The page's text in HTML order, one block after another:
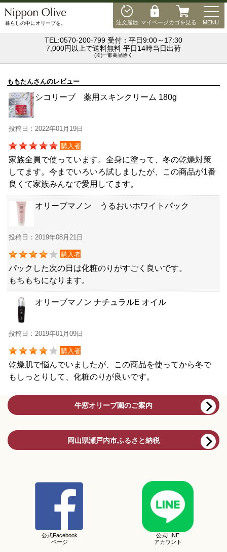
注文履歴 マイページカゴを見る MENU
暮らしの中にオリーブを。
TEL:0570-200-799 受付：平日9:00～17:30
7,000円以上で送料無料 平日14時当日出荷
(※)一部商品除く
ももたんさんのレビュー
シコリーブ 薬用スキンクリーム 180g
投稿日：2022年01月19日
購入者
家族全員で使っています。全身に塗って、冬の乾燥対策
してます。今までいろいろ試しましたが、この商品が1番
良くて家族みんなで愛用してます。
オリーブマノン うるおいホワイトパック
投稿日：2019年08月21日
購入者
パックした次の日は化粧のりがすごく良いです。
もちもちになります。
オリーブマノン ナチュラルE オイル
投稿日：2019年01月09日
購入者
乾燥肌で悩んでいましたが、この商品を使ってから冬で
もしっとりして、化粧のりが良いです。
牛窓オリーブ園のご案内
岡山県瀬戸内市ふるさと納税
公式Facebook
ページ
公式LINE
アカウント